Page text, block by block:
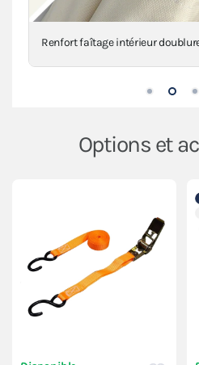
Renforts d'angles et protections
Options et